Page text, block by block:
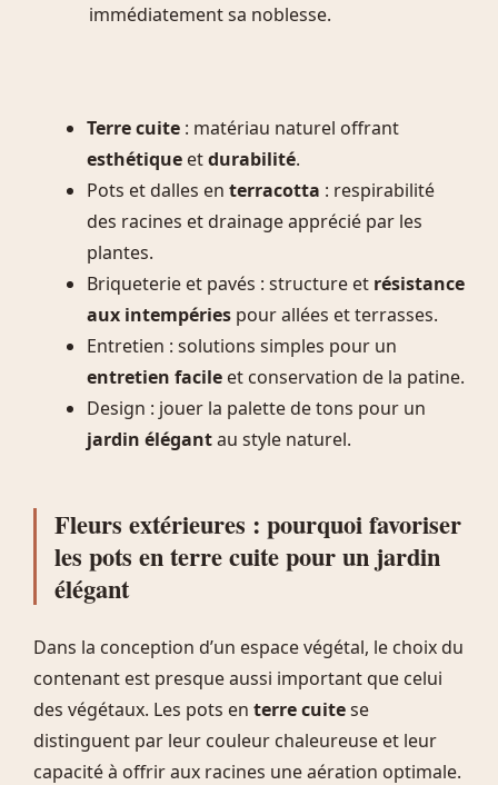
immédiatement sa noblesse.
Terre cuite : matériau naturel offrant
esthétique etdurabilité.
Pots et dalles en terracotta : respirabilité
des racines et drainage apprécié par les
plantes.
Briqueterie et pavés : structure et résistance
aux intempéries pour allées et terrasses.
Entretien : solutions simples pour un
entretien facile et conservation de la patine.
Design : jouer la palette de tons pour un
jardin élégantau style naturel.
Fleurs extérieures : pourquoi favoriser
les pots en terre cuite pour un jardin
élégant
Dans la conception d’un espace végétal, le choix du
contenant est presque aussi important que celui
des végétaux. Les pots en terre cuitese
distinguent par leur couleur chaleureuse et leur
capacité à offrir aux racines une aération optimale.